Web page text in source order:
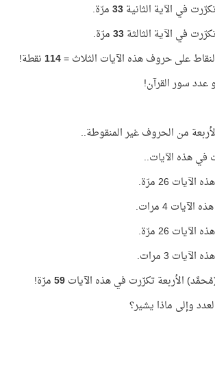
في الآية الثانية33مرّة.
في الآية الثالثة33مرّة.
على حروف هذه الآيات الثلاث =114نقطة!
من الحروف غير المنقوطة..
في هذه الآيات..
26 مرّة.
4 مرات.
26 مرّة.
3 مرات.
الأربعة تكرّرت في هذه الآيات59مرّة!
وإلى ماذا يشير؟